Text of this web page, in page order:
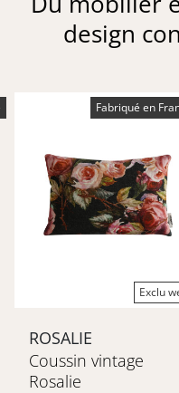
design
Fabriqué en
Exclu
ROSALIE
Coussin vintage
Rosalie